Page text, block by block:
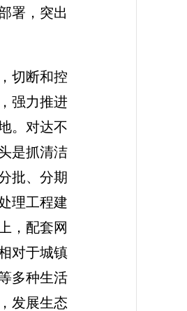
署，突出
切断和控
强力推进
。对达不
是抓清洁
批、分期
理工程建
，配套网
对于城镇
多种生活
发展生态